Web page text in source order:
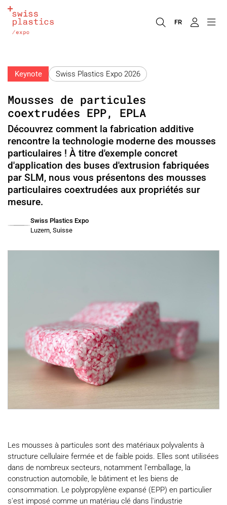
FR
Keynote Swiss Plastics Expo 2026
Mousses de particules
coextrudées EPP, EPLA
Découvrez comment la fabrication additive
rencontre la technologie moderne des mousses
particulaires ! À titre d'exemple concret
d'application des buses d'extrusion fabriquées
par SLM, nous vous présentons des mousses
particulaires coextrudées aux propriétés sur
mesure.
Swiss Plastics Expo
Luzern, Suisse
Les mousses à particules sont des matériaux polyvalents à
structure cellulaire fermée et de faible poids. Elles sont utilisées
dans de nombreux secteurs, notamment l'emballage, la
construction automobile, le bâtiment et les biens de
consommation. Le polypropylène expansé (EPP) en particulier
s'est imposé comme un matériau clé dans l'industrie